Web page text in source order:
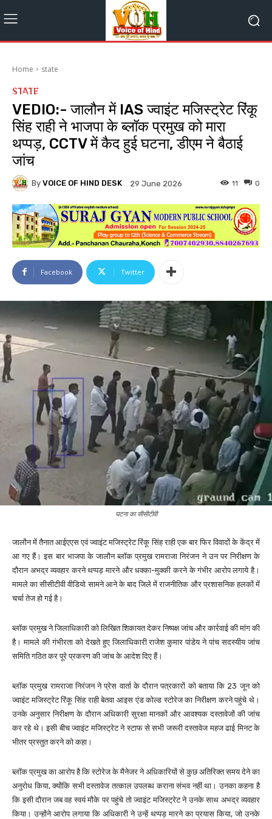
Home state
STATE
VEDIO:- जालौन में IAS ज्वाइंट मजिस्ट्रेट रिंकू
सिंह राही ने भाजपा के ब्लॉक प्रमुख को मारा
थप्पड़, CCTV में कैद हुई घटना, डीएम ने बैठाई
जांच
By VOICE OF HIND DESK 29 June 2026 0
11
Facebook Twitter
घटना का सीसीटीवी
जालौन में तैनात आईएएस एवं ज्वाइंट मजिस्ट्रेट रिंकू सिंह राही एक बार फिर विवादों के केंद्र में
आ गए हैं। इस बार भाजपा के जालौन ब्लॉक प्रमुख रामराजा निरंजन ने उन पर निरीक्षण के
दौरान अभद्र व्यवहार करने थप्पड़ मारने और धक्का-मुक्की करने के गंभीर आरोप लगाये है।
मामले का सीसीटीवी वीडियो सामने आने के बाद जिले में राजनीतिक और प्रशासनिक हलकों में
चर्चा तेज हो गई है।
ब्लॉक प्रमुख ने जिलाधिकारी को लिखित शिकायत देकर निष्पक्ष जांच और कार्रवाई की मांग की
है। मामले की गंभीरता को देखते हुए जिलाधिकारी राजेश कुमार पांडेय ने पांच सदस्यीय जांच
समिति गठित कर पूरे प्रकरण की जांच के आदेश दिए हैं।
ब्लॉक प्रमुख रामराजा निरंजन ने प्रेस वार्ता के दौरान पत्रकारों को बताया कि 23 जून को
ज्वाइंट मजिस्ट्रेट रिंकू सिंह राही बेतवा आइस एंड कोल्ड स्टोरेज का निरीक्षण करने पहुंचे थे।
उनके अनुसार निरीक्षण के दौरान अधिकारी सुरक्षा मानकों और आवश्यक दस्तावेजों की जांच
कर रहे थे। इसी बीच ज्वाइंट मजिस्ट्रेट ने स्टाफ से सभी जरूरी दस्तावेज महज ढाई मिनट के
भीतर प्रस्तुत करने को कहा।
ब्लॉक प्रमुख का आरोप है कि स्टोरेज के मैनेजर ने अधिकारियों से कुछ अतिरिक्त समय देने का
अनुरोध किया, क्योंकि सभी दस्तावेज तत्काल उपलब्ध कराना संभव नहीं था। उनका कहना है
कि इसी दौरान जब वह स्वयं मौके पर पहुंचे तो ज्वाइंट मजिस्ट्रेट ने उनके साथ अभद्र व्यवहार
किया। उन्होंने आरोप लगाया कि अधिकारी ने उन्हें थप्पड़ मारने का प्रयास किया, जो उनके